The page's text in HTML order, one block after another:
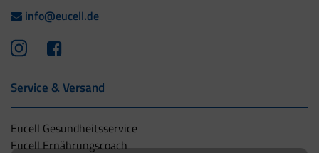
info@eucell.de
Service & Versand
Eucell Gesundheitsservice
Eucell Ernährungscoach